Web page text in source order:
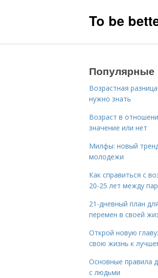
To be
Популярные
Возрастная
нужно знать
Возраст в
значение или нет
Милфы: новый
молодежи
Как справиться с
20-25 лет между
21-дневный план
перемен в своей
Открой новую
свою жизнь к
Основные правила
с людьми